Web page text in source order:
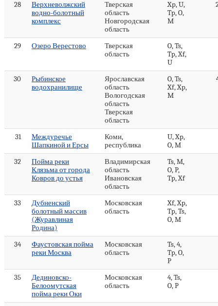
28
Верхневолжский
водно-болотный
комплекс
Тверская
область
Новгородская
область
Xp, U,
Tp, O,
M
29 Озеро Верестово
Тверская
область
O, Ts,
Tp, Xf,
U
30
Рыбинское
водохранилище
Ярославская
область
Вологодская
область
Тверская
область
O, Ts,
Xf, Xp,
M
31
Междуречье
Шапкиной и Ерсы
Коми,
республика
U, Xp,
O, M
32
Пойма реки
Клязьма от города
Ковров до устья
Владимирская
область
Ивановская
область
Ts, M,
O, P,
Tp, Xf
33
Дубненский
болотный массив
(Журавлиная
Родина)
Московская
область
Xf, Xp,
Tp, Ts,
O, M
34
Фаустовская пойма
реки Москва
Московская
область
Ts, 4,
Tp, O,
P
35
Дединовско-
Белоомутская
пойма реки Оки
Московская
область
4, Ts,
O, P